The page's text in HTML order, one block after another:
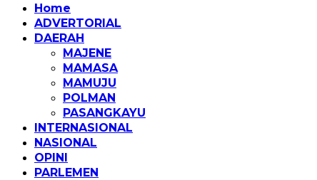
Home
ADVERTORIAL
DAERAH
MAJENE
MAMASA
MAMUJU
POLMAN
PASANGKAYU
INTERNASIONAL
NASIONAL
OPINI
PARLEMEN